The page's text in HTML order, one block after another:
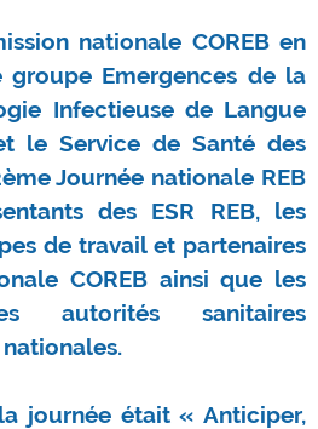
nationale COREB en
groupe Emergences de la
Infectieuse de Langue
le Service de Santé des
Journée nationale REB
des ESR REB, les
de travail et partenaires
COREB ainsi que les
autorités sanitaires
journée était « Anticiper,